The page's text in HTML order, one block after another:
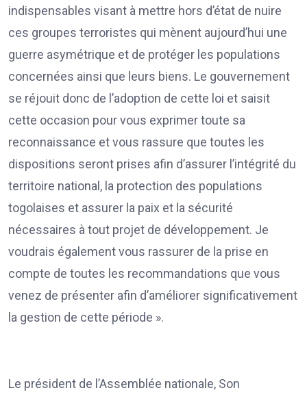
indispensables visant à mettre hors d’état de nuire
ces groupes terroristes qui mènent aujourd’hui une
guerre asymétrique et de protéger les populations
concernées ainsi que leurs biens. Le gouvernement
se réjouit donc de l’adoption de cette loi et saisit
cette occasion pour vous exprimer toute sa
reconnaissance et vous rassure que toutes les
dispositions seront prises afin d’assurer l’intégrité du
territoire national, la protection des populations
togolaises et assurer la paix et la sécurité
nécessaires à tout projet de développement. Je
voudrais également vous rassurer de la prise en
compte de toutes les recommandations que vous
venez de présenter afin d’améliorer significativement
la gestion de cette période ».
Le président de l’Assemblée nationale, Son